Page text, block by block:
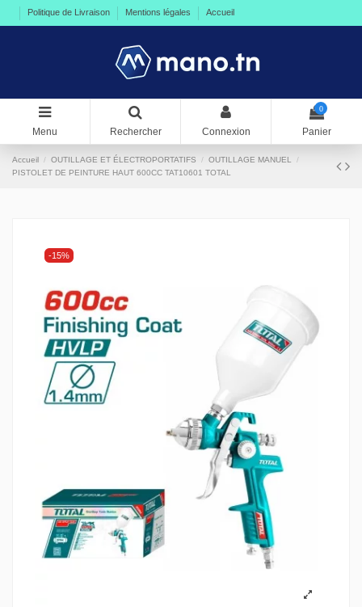
Politique de Livraison Mentions légales Accueil
Menu Rechercher Connexion
0
Panier
Accueil OUTILLAGE ET ÉLECTROPORTATIFS
OUTILLAGE MANUEL
PISTOLET DE PEINTURE HAUT 600CC TAT10601 TOTAL
-15%